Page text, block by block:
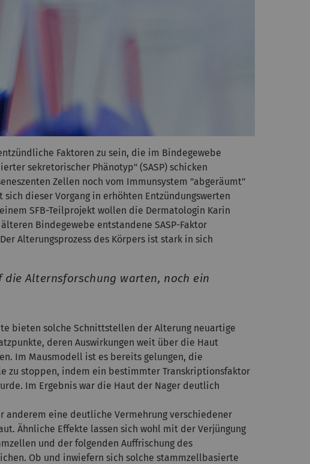
Faktoren zu sein, die im Bindegewebe
sekretorischer Phänotyp" (SASP) schicken
Zellen noch vom Immunsystem "abgeräumt"
dieser Vorgang in erhöhten Entzündungswerten
SFB-Teilprojekt wollen die Dermatologin Karin
Bindegewebe entstandene SASP-Faktor
Alterungsprozess des Körpers ist stark in sich
die Alternsforschung warten, noch ein
bieten solche Schnittstellen der Alterung neuartige
deren Auswirkungen weit über die Haut
Im Mausmodell ist es bereits gelungen, die
zu stoppen, indem ein bestimmter Transkriptionsfaktor
Im Ergebnis war die Haut der Nager deutlich
anderem eine deutliche Vermehrung verschiedener
Ähnliche Effekte lassen sich wohl mit der Verjüngung
und der folgenden Auffrischung des
Ob und inwiefern sich solche stammzellbasierte